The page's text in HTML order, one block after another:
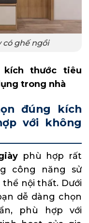
có ghế ngồi
kích thước tiêu
trong nhà
đúng kích
với không
phù hợp rất
công năng sử
nội thất. Dưới
dễ dàng chọn
phù hợp với